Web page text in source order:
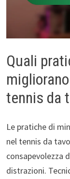
Quali
tennis da
Le pratiche di
nel tennis da
consapevolezza
distrazioni.